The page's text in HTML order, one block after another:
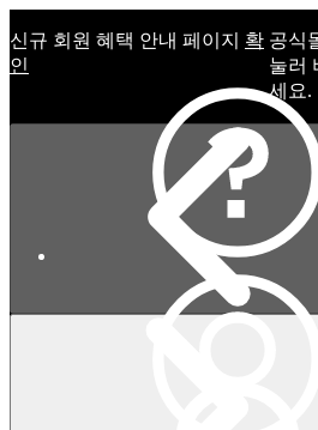
신규 회원 혜택 안내 페이지 확
인
공식
눌러
세요